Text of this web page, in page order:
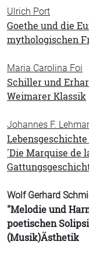
Ulrich Port
Goethe und die
mythologischen
Maria Carolina Foi
Schiller und
Weimarer Klassik
Johannes F.
'Die Marquise de
Wolf Gerhard
"Melodie und
poetischen
(Musik)Ästhetik